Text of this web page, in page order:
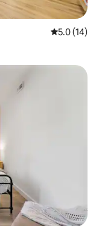
レビュー14
5.0 (14)